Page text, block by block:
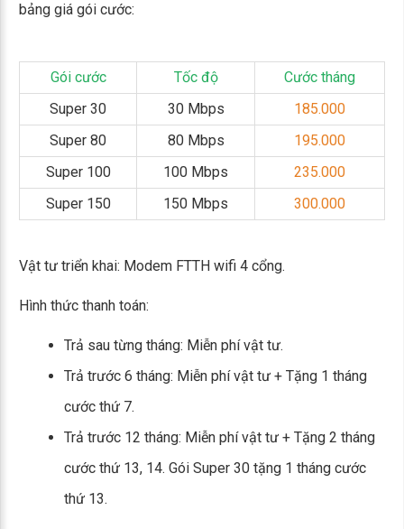
bảng giá gói cước:
Gói cước Tốc độ
Cước tháng
Super 30
30 Mbps
185.000
Super 80
80 Mbps
195.000
Super 100
100 Mbps
235.000
Super 150
150 Mbps 300.000
Vật tư triển khai: Modem FTTH wifi 4 cổng.
Hình thức thanh toán:
Trả sau từng tháng: Miễn phí vật tư.
Trả trước 6 tháng: Miễn phí vật tư + Tặng 1 tháng
cước thứ 7.
Trả trước 12 tháng: Miễn phí vật tư + Tặng 2 tháng
cước thứ 13, 14. Gói Super 30 tặng 1 tháng cước
thứ 13.